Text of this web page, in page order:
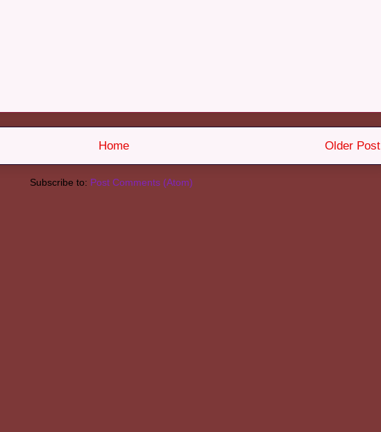
Older Post
Home
Subscribe to: Post Comments (Atom)